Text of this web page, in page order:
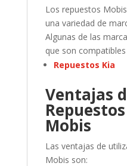
Los repuestos
una variedad de
Algunas de las
que son compatibles
Repuestos Kia
Ventajas
Mobis
Las ventajas de
Mobis son: